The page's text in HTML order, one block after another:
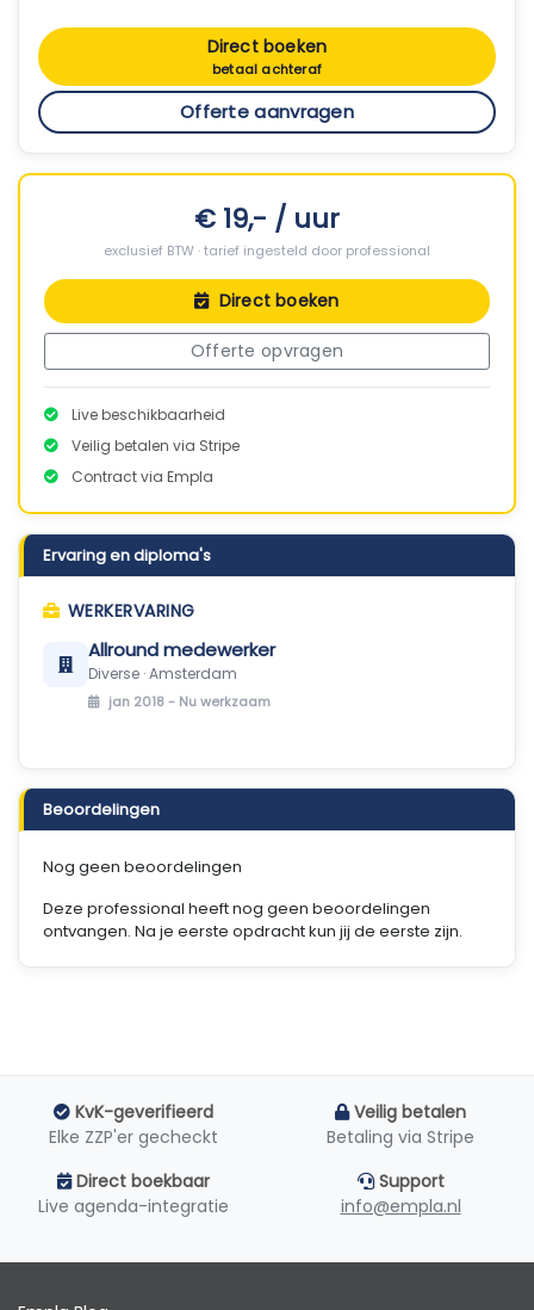
Direct boeken
betaal achteraf
Offerte aanvragen
€ 19,- / uur
exclusief BTW · tarief ingesteld door professional
Direct boeken
Offerte opvragen
Live beschikbaarheid
Veilig betalen via Stripe
Contract via Empla
Ervaring en diploma's
WERKERVARING
Allround medewerker
Diverse · Amsterdam
jan 2018 - Nu werkzaam
Beoordelingen
Nog geen beoordelingen
Deze professional heeft nog geen beoordelingen
ontvangen. Na je eerste opdracht kun jij de eerste zijn.
KvK-geverifieerd
Elke ZZP'er gecheckt
Veilig betalen
Betaling via Stripe
Direct boekbaar
Live agenda-integratie
Support
info@empla.nl